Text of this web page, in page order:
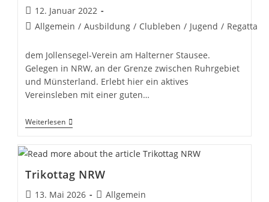
Beitrag
veröffentlicht:
12. Januar 2022
Beitrags-
Allgemein / Ausbildung / Clubleben / Jugend / Regatta
dem Jollensegel-Verein am Halterner Stausee.
Gelegen in NRW, an der Grenze zwischen Ruhrgebiet
und Münsterland. Erlebt hier ein aktives
Vereinsleben mit einer guten…
WeiterlesenWillkommen
Beim
Trikottag NRW
Beitrag
13. Mai 2026
Beitrags-
Allgemein